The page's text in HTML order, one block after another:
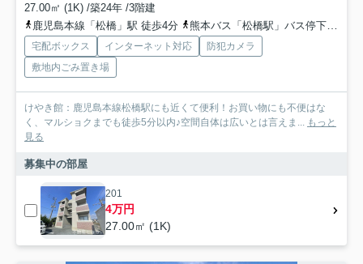
27.00㎡ (1K) /築24年 /3階建
鹿児島本線「松橋」駅 徒歩4分
熊本バス「松橋駅」バス停下車 徒歩4分
宅配ボックス インターネット対応
防犯カメラ
敷地内ごみ置き場
けやき館：鹿児島本線松橋駅にも近くて便利！お買い物にも不便はな
く、マルショクまでも徒歩5分以内♪空間自体は広いとは言えま... もっと
見る
募集中の部屋
201
4万円
27.00㎡ (1K)